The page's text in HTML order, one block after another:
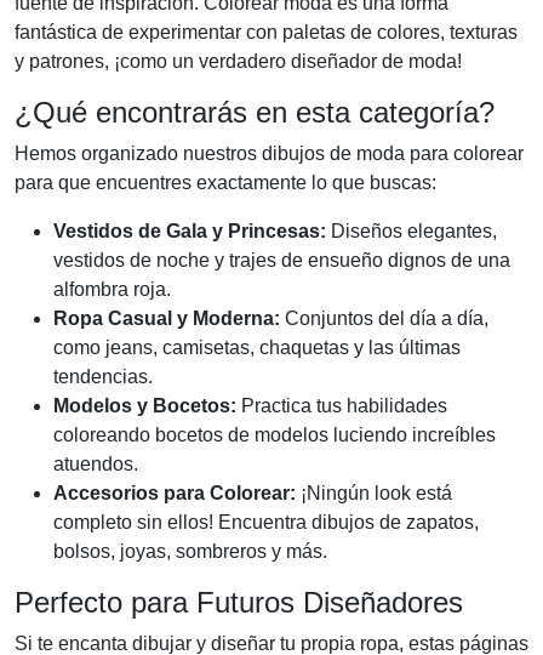
fantástica de experimentar con paletas de colores, texturas
y patrones, ¡como un verdadero diseñador de moda!
¿Qué encontrarás en esta categoría?
Hemos organizado nuestros dibujos de moda para colorear
para que encuentres exactamente lo que buscas:
Vestidos de Gala y Princesas: Diseños elegantes,
vestidos de noche y trajes de ensueño dignos de una
alfombra roja.
Ropa Casual y Moderna: Conjuntos del día a día,
como jeans, camisetas, chaquetas y las últimas
tendencias.
Modelos y Bocetos: Practica tus habilidades
coloreando bocetos de modelos luciendo increíbles
atuendos.
Accesorios para Colorear: ¡Ningún look está
completo sin ellos! Encuentra dibujos de zapatos,
bolsos, joyas, sombreros y más.
Perfecto para Futuros Diseñadores
Si te encanta dibujar y diseñar tu propia ropa, estas páginas